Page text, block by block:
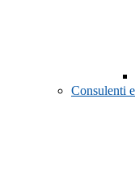
Consulenti